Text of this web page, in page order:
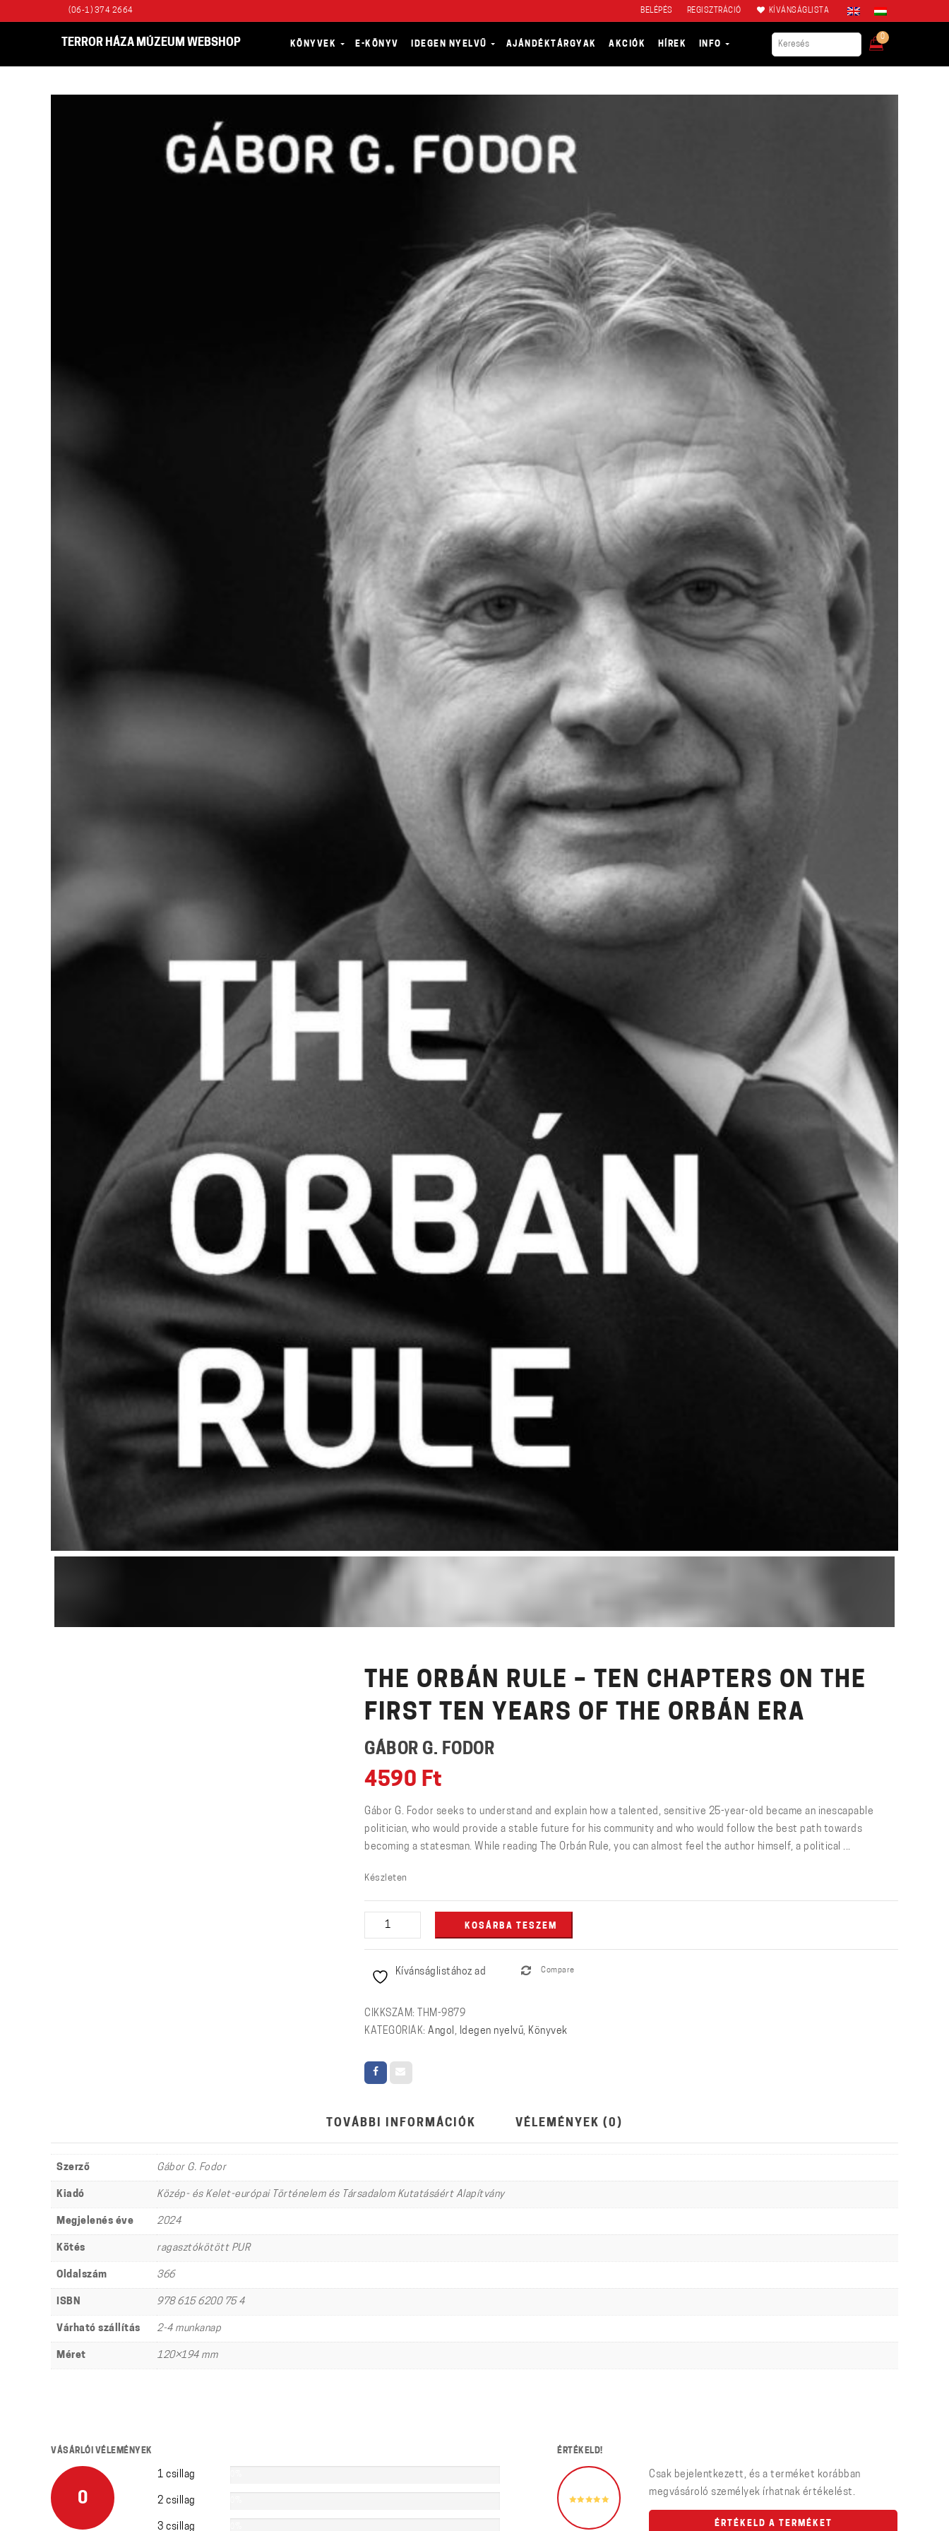
(06-1) 374 2664 BELÉPÉS REGISZTRÁCIÓ KÍVÁNSÁGLISTA
TERROR HÁZA MÚZEUM WEBSHOP KÖNYVEK E-KÖNYV IDEGEN NYELVŰ AJÁNDÉKTÁRGYAK AKCIÓK HÍREK INFO
0
THE ORBÁN RULE – TEN CHAPTERS ON THE
FIRST TEN YEARS OF THE ORBÁN ERA
GÁBOR G. FODOR
4590 Ft
Gábor G. Fodor seeks to understand and explain how a talented, sensitive 25-year-old became an inescapable
politician, who would provide a stable future for his community and who would follow the best path towards
becoming a statesman. While reading The Orbán Rule, you can almost feel the author himself, a political ...
Készleten
Orbán
Chapters
on
First
Ten
mennyiség
KOSÁRBA TESZEM
Kívánságlistához ad Compare
CIKKSZÁM: THM-9879
KATEGÓRIÁK: Angol , Idegen nyelvű, Könyvek
TOVÁBBI INFORMÁCIÓK VÉLEMÉNYEK (0)
Szerző Gábor G. Fodor
Kiadó Közép- és Kelet-európai Történelem és Társadalom Kutatásáért Alapítvány
Megjelenés éve 2024
Kötés ragasztókötött PUR
Oldalszám 366
ISBN 978 615 6200 75 4
Várható szállítás 2-4 munkanap
Méret 120×194 mm
VÁSÁRLÓI VÉLEMÉNYEK
0
1 csillag
2 csillag
3 csillag
ÉRTÉKELD!
Csak bejelentkezett, és a terméket korábban
megvásároló személyek írhatnak értékelést.
ÉRTÉKELD A TERMÉKET